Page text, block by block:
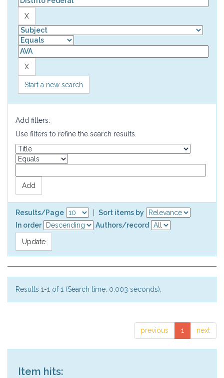
Start a new search
Add filters:
Use filters to refine the search results.
Results/Page
Sort items by
In order
Authors/record
Results 1-1 of 1 (Search time: 0.003 seconds).
previous 1 next
Item hits: